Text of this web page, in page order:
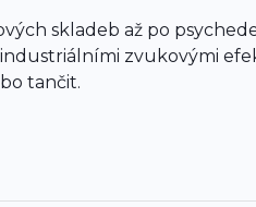
skladeb až po
zvukovými
tančit.